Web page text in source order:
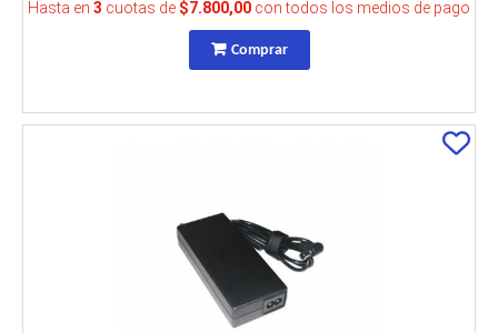
Hasta en 3 cuotas de $7.800,00 con todos los medios de pago
Comprar